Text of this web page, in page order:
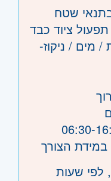
בתנאי שטח
ציוד כבד
/ מים / ניקוז-
במידת הצורך
, לפי שעות